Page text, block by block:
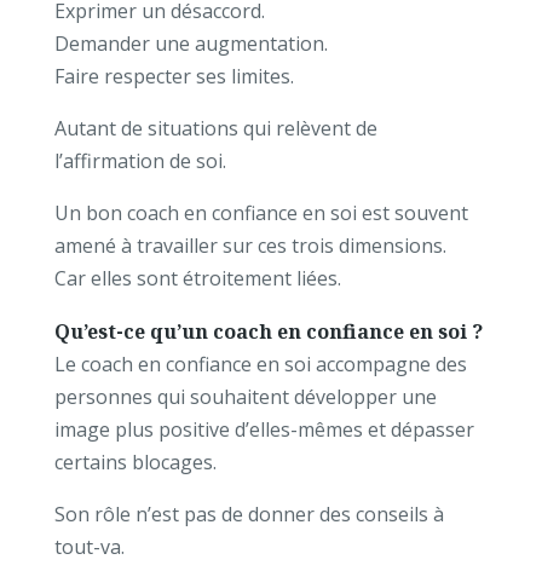
Exprimer un désaccord.
Demander une augmentation.
Faire respecter ses limites.
Autant de situations qui relèvent de
l’affirmation de soi.
Un bon coach en confiance en soi est souvent
amené à travailler sur ces trois dimensions.
Car elles sont étroitement liées.
Qu’est-ce qu’un coach en confiance en soi ?
Le coach en confiance en soi accompagne des
personnes qui souhaitent développer une
image plus positive d’elles-mêmes et dépasser
certains blocages.
Son rôle n’est pas de donner des conseils à
tout-va.